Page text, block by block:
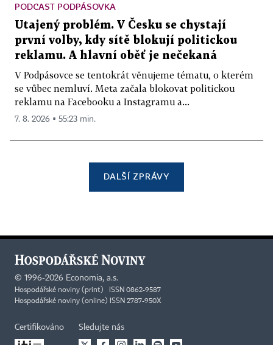
PODCAST PODPÁSOVKA
Utajený problém. V Česku se chystají
první volby, kdy sítě blokují politickou
reklamu. A hlavní oběť je nečekaná
V Podpásovce se tentokrát věnujeme tématu, o kterém
se vůbec nemluví. Meta začala blokovat politickou
reklamu na Facebooku a Instagramu a...
7. 8. 2026 ▪ 55:23 min.
DALŠÍ ZPRÁVY
© 1996-2026 Economia, a.s.
Hospodářské noviny (print) ISSN 0862-9587
Hospodářské noviny (online) ISSN 2787-950X
Certifikováno Sledujte nás